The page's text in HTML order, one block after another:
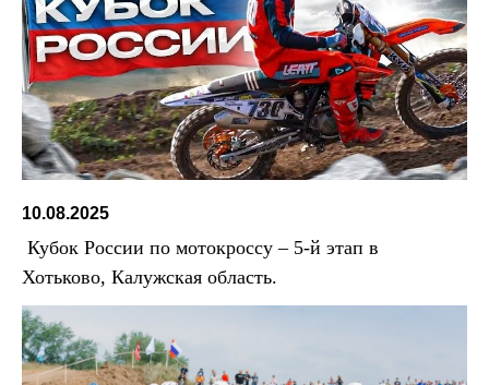
10.08.2025
Кубок России по мотокроссу – 5-й этап в
Хотьково, Калужская область.